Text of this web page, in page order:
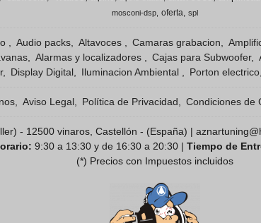
mosconi-dsp
oferta spl
Audio packs Altavoces Camaras grabacion
Alarmas y localizadores Cajas para Subwoofer
Display Digital Iluminacion Ambiental Porton electrico
Aviso Legal Política de Privacidad Condiciones de
- 12500 vinaros, Castellón - (España) |
9:30 a 13:30 y de 16:30 a 20:30 |Tiempo de
(*) Precios con Impuestos incluidos